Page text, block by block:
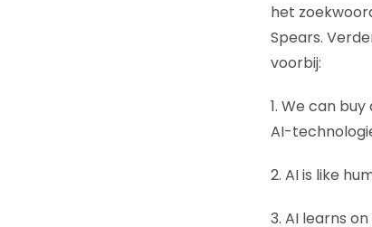
het
Spears.
voorbij:
1. We can
AI-
2. AI is like
3. AI learns